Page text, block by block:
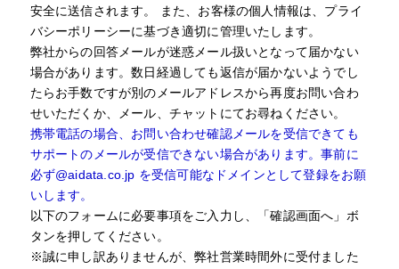
安全に送信されます。 また、お客様の個人情報は、プライ
バシーポリーシーに基づき適切に管理いたします。
弊社からの回答メールが迷惑メール扱いとなって届かない
場合があります。数日経過しても返信が届かないようでし
たらお手数ですが別のメールアドレスから再度お問い合わ
せいただくか、メール、チャットにてお尋ねください。
携帯電話の場合、お問い合わせ確認メールを受信できても
サポートのメールが受信できない場合があります。事前に
必ず@aidata.co.jp を受信可能なドメインとして登録をお願
いします。
以下のフォームに必要事項をご入力し、「確認画面へ」ボ
タンを押してください。
※誠に申し訳ありませんが、弊社営業時間外に受付ました